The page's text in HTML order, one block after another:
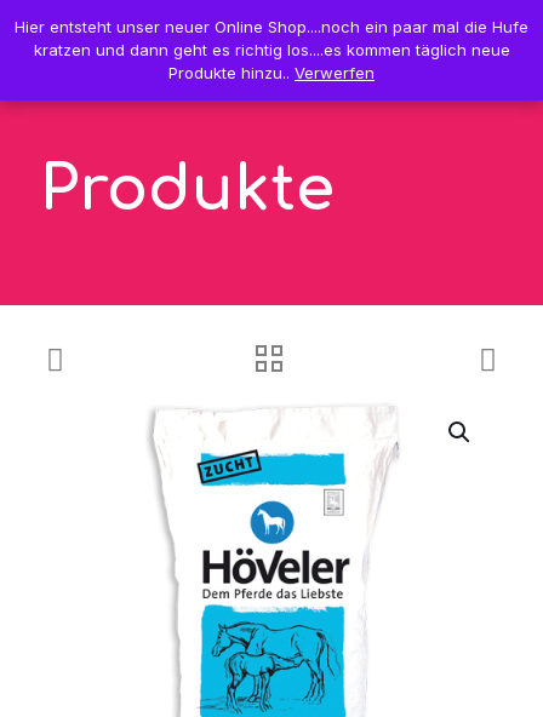
0 0,00 €
Produkte
Hier entsteht unser neuer Online Shop....noch ein paar mal die Hufe
kratzen und dann geht es richtig los....es kommen täglich neue
Produkte hinzu.. Verwerfen
Hier entsteht unser neuer Online Shop....noch ein paar mal die Hufe
kratzen und dann geht es richtig los....es kommen täglich neue
Produkte hinzu.. Verwerfen